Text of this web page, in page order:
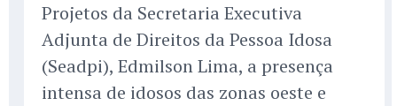
Projetos da Secretaria Executiva
Adjunta de Direitos da Pessoa Idosa
(Seadpi), Edmilson Lima, a presença
intensa de idosos das zonas oeste e